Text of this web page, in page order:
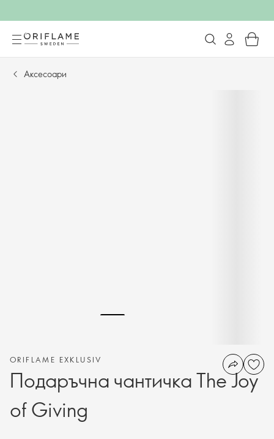
Аксесоари
ORIFLAME EXKLUSIV
Подаръчна чантичка The Joy
of Giving